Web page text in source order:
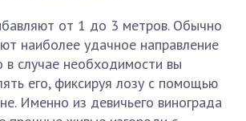
от 1 до 3 метров. Обычно
наиболее удачное направление
в случае необходимости вы
его, фиксируя лозу с помощью
Именно из девичьего винограда